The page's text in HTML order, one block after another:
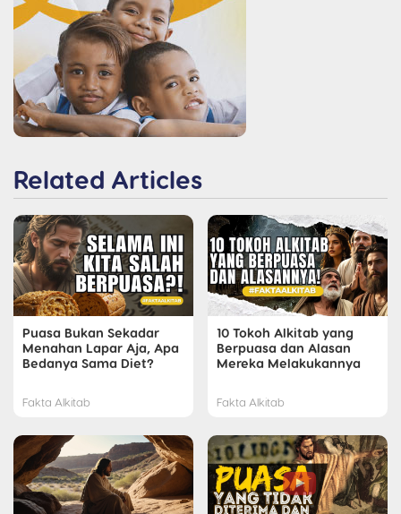
Related Articles
Puasa Bukan Sekadar
Menahan Lapar Aja, Apa
Bedanya Sama Diet?
Fakta Alkitab
10 Tokoh Alkitab yang
Berpuasa dan Alasan
Mereka Melakukannya
Fakta Alkitab